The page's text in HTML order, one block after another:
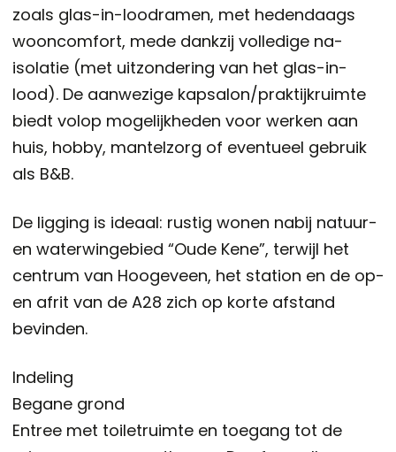
zoals glas-in-loodramen, met hedendaags
wooncomfort, mede dankzij volledige na-
isolatie (met uitzondering van het glas-in-
lood). De aanwezige kapsalon/praktijkruimte
biedt volop mogelijkheden voor werken aan
huis, hobby, mantelzorg of eventueel gebruik
als B&B.
De ligging is ideaal: rustig wonen nabij natuur-
en waterwingebied “Oude Kene”, terwijl het
centrum van Hoogeveen, het station en de op-
en afrit van de A28 zich op korte afstand
bevinden.
Indeling
Begane grond
Entree met toiletruimte en toegang tot de